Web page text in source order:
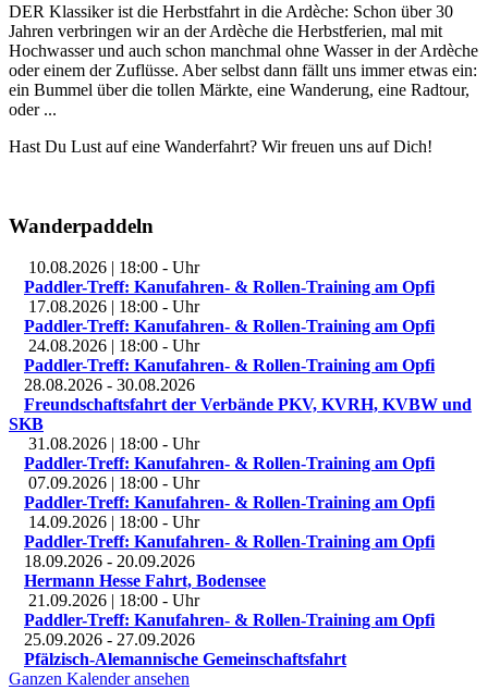
DER Klassiker ist die Herbstfahrt in die Ardèche: Schon über 30
Jahren verbringen wir an der Ardèche die Herbstferien, mal mit
Hochwasser und auch schon manchmal ohne Wasser in der Ardèche
oder einem der Zuflüsse. Aber selbst dann fällt uns immer etwas ein:
ein Bummel über die tollen Märkte, eine Wanderung, eine Radtour,
oder ...
Hast Du Lust auf eine Wanderfahrt? Wir freuen uns auf Dich!
Wanderpaddeln
10.08.2026 | 18:00 - Uhr
Paddler-Treff: Kanufahren- & Rollen-Training am Opfi
17.08.2026 | 18:00 - Uhr
Paddler-Treff: Kanufahren- & Rollen-Training am Opfi
24.08.2026 | 18:00 - Uhr
Paddler-Treff: Kanufahren- & Rollen-Training am Opfi
28.08.2026 - 30.08.2026
Freundschaftsfahrt der Verbände PKV, KVRH, KVBW und
SKB
31.08.2026 | 18:00 - Uhr
Paddler-Treff: Kanufahren- & Rollen-Training am Opfi
07.09.2026 | 18:00 - Uhr
Paddler-Treff: Kanufahren- & Rollen-Training am Opfi
14.09.2026 | 18:00 - Uhr
Paddler-Treff: Kanufahren- & Rollen-Training am Opfi
18.09.2026 - 20.09.2026
Hermann Hesse Fahrt, Bodensee
21.09.2026 | 18:00 - Uhr
Paddler-Treff: Kanufahren- & Rollen-Training am Opfi
25.09.2026 - 27.09.2026
Pfälzisch-Alemannische Gemeinschaftsfahrt
Ganzen Kalender ansehen